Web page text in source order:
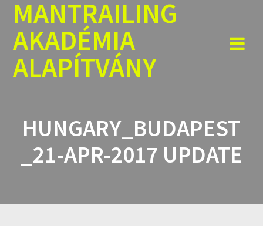
Skip
to
MANTRAILING
AKADÉMIA
ALAPÍTVÁNY
HUNGARY_BUDAPEST
_21-APR-2017 UPDATE